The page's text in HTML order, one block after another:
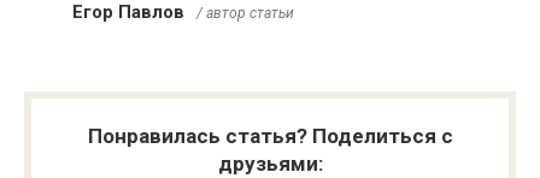
Егор Павлов / автор статьи
Понравилась статья? Поделиться с
друзьями: